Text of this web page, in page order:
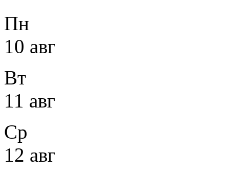
Пн
10 авг
Вт
11 авг
Ср
12 авг